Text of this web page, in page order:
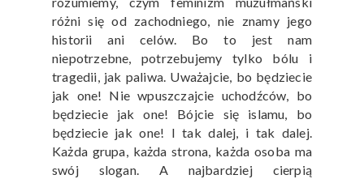
różni się od zachodniego, nie znamy jego
historii ani celów. Bo to jest nam
niepotrzebne, potrzebujemy tylko bólu i
tragedii, jak paliwa. Uważajcie, bo będziecie
jak one! Nie wpuszczajcie uchodźców, bo
będziecie jak one! Bójcie się islamu, bo
będziecie jak one! I tak dalej, i tak dalej.
Każda grupa, każda strona, każda osoba ma
swój slogan. A najbardziej cierpią